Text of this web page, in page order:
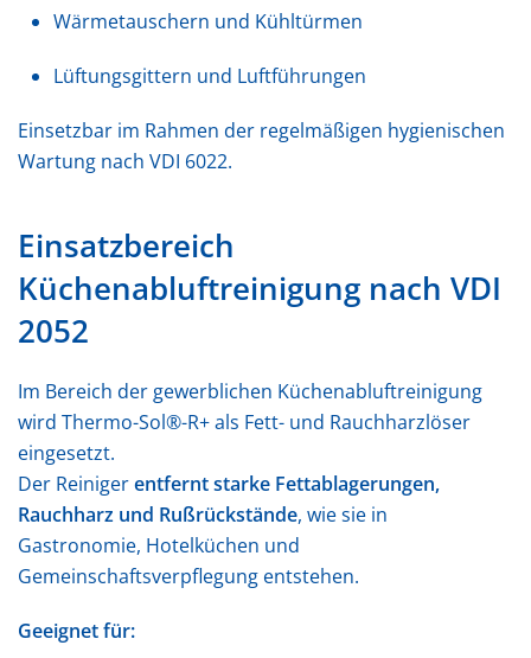
Wärmetauschern und Kühltürmen
Lüftungsgittern und Luftführungen
Einsetzbar im Rahmen der regelmäßigen hygienischen
Wartung nach VDI 6022.
Einsatzbereich
Küchenabluftreinigung nach VDI
2052
Im Bereich der gewerblichen Küchenabluftreinigung
wird Thermo-Sol®-R+ als Fett- und Rauchharzlöser
eingesetzt.
Der Reinigerentfernt starke Fettablagerungen,
Rauchharz und Rußrückstände, wie sie in
Gastronomie, Hotelküchen und
Gemeinschaftsverpflegung entstehen.
Geeignet für: